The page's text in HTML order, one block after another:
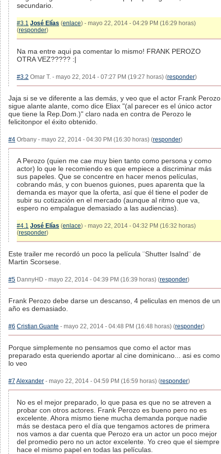
secundario.
#3.1 José Elías (enlace) - mayo 22, 2014 - 04:29 PM (16:29 horas)
(responder)
Na ma entre aqui pa comentar lo mismo! FRANK PEROZO
OTRA VEZ????? :|
#3.2 Omar T. - mayo 22, 2014 - 07:27 PM (19:27 horas) (responder)
Jaja si se ve diferente a las demás, y veo que el actor Frank Perozo
sigue alante alante, como dice Eliax "(al parecer es el único actor
que tiene la Rep.Dom.)" claro nada en contra de Perozo le
felicitonpor el éxito obtenido.
#4 Orbany - mayo 22, 2014 - 04:30 PM (16:30 horas) (responder)
A Perozo (quien me cae muy bien tanto como persona y como
actor) lo que le recomiendo es que empiece a discriminar más
sus papeles. Que se concentre en hacer menos películas,
cobrando más, y con buenos guiones, pues aparenta que la
demanda es mayor que la oferta, así que él tiene el poder de
subir su cotización en el mercado (aunque al ritmo que va,
espero no empalague demasiado a las audiencias).
#4.1 José Elías (enlace) - mayo 22, 2014 - 04:32 PM (16:32 horas)
(responder)
Este trailer me recordó un poco la película ¨Shutter Isalnd¨ de
Martin Scorsese.
#5 DannyHD - mayo 22, 2014 - 04:39 PM (16:39 horas) (responder)
Frank Perozo debe darse un descanso, 4 peliculas en menos de un
año es demasiado.
#6 Cristian Guante - mayo 22, 2014 - 04:48 PM (16:48 horas) (responder)
Porque simplemente no pensamos que como el actor mas
preparado esta queriendo aportar al cine dominicano... asi es como
lo veo
#7 Alexander - mayo 22, 2014 - 04:59 PM (16:59 horas) (responder)
No es el mejor preparado, lo que pasa es que no se atreven a
probar con otros actores. Frank Perozo es bueno pero no es
excelente. Ahora mismo tiene mucha demanda porque nadie
más se destaca pero el día que tengamos actores de primera
nos vamos a dar cuenta que Perozo era un actor un poco mejor
del promedio pero no un actor excelente. Yo creo que el siempre
hace el mismo papel en todas las películas.